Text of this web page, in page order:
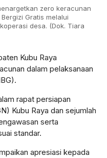
zero keracunan
Gratis melalui
desa. (Dok. Tiara
Kubu Raya
dalam pelaksanaan
rapat persiapan
Kubu Raya dan sejumlah
serta
standar.
apresiasi kepada